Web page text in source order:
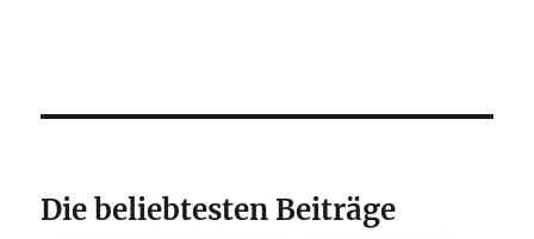
Die beliebtesten Beiträge